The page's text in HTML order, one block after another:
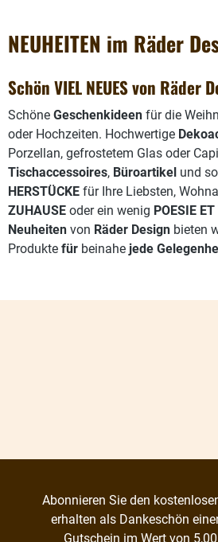
NEUHEITEN im Räder
Schön VIEL NEUES von Räder
Schöne Geschenkideen für die
oder Hochzeiten. Hochwertige
Porzellan, gefrostetem Glas oder
Tischaccessoires, Büroartikel und
HERSTÜCKE für Ihre Liebsten,
ZUHAUSE oder ein wenig POESIE
Neuheiten von Räder Design bieten
Produkte für beinahe jede
Abonnieren Sie den
erhalten als Dankeschön
Gutschein im Wert von